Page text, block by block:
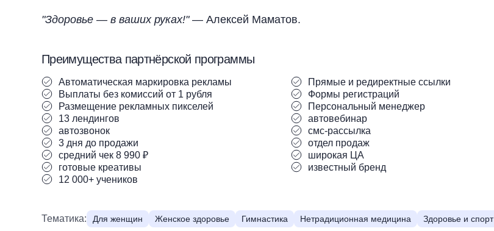
"Здоровье — в ваших руках!" — Алексей Маматов.
Преимущества партнёрской программы
Автоматическая маркировка рекламы
Прямые и редиректные ссылки
Выплаты без комиссий от 1 рубля
Формы регистраций
Размещение рекламных пикселей
Персональный менеджер
13 лендингов
автовебинар
автозвонок
смс-рассылка
3 дня до продажи
отдел продаж
средний чек 8 990 ₽
широкая ЦА
готовые креативы
известный бренд
12 000+ учеников
Тематика: Для женщин Женское здоровье Гимнастика Нетрадиционная медицина Здоровье и спорт